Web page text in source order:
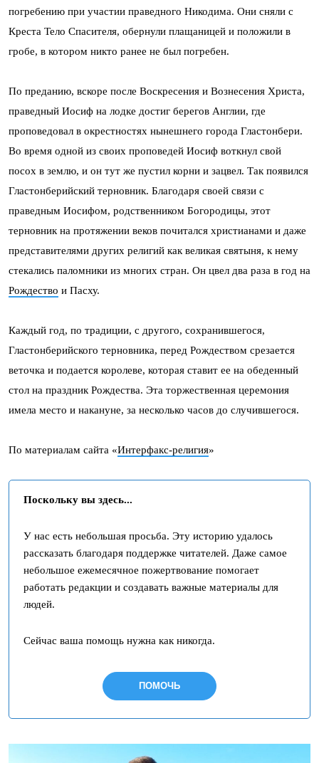
погребению при участии праведного Никодима. Они сняли с
Креста Тело Спасителя, обернули плащаницей и положили в
гробе, в котором никто ранее не был погребен.
По преданию, вскоре после Воскресения и Вознесения Христа,
праведный Иосиф на лодке достиг берегов Англии, где
проповедовал в окрестностях нынешнего города Гластонбери.
Во время одной из своих проповедей Иосиф воткнул свой
посох в землю, и он тут же пустил корни и зацвел. Так появился
Гластонберийский терновник. Благодаря своей связи с
праведным Иосифом, родственником Богородицы, этот
терновник на протяжении веков почитался христианами и даже
представителями других религий как великая святыня, к нему
стекались паломники из многих стран. Он цвел два раза в год на
Рождество и Пасху.
Каждый год, по традиции, с другого, сохранившегося,
Гластонберийского терновника, перед Рождеством срезается
веточка и подается королеве, которая ставит ее на обеденный
стол на праздник Рождества. Эта торжественная церемония
имела место и накануне, за несколько часов до случившегося.
По материалам сайта «Интерфакс-религия»
Поскольку вы здесь...
У нас есть небольшая просьба. Эту историю удалось
рассказать благодаря поддержке читателей. Даже самое
небольшое ежемесячное пожертвование помогает
работать редакции и создавать важные материалы для
людей.
Сейчас ваша помощь нужна как никогда.
ПОМОЧЬ